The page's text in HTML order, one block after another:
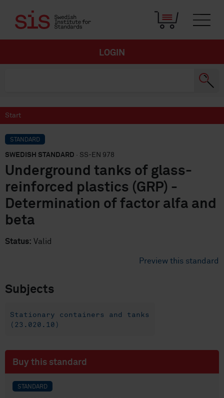
LOGIN
Start
STANDARD
SWEDISH STANDARD · SS-EN 978
Underground tanks of glass-
reinforced plastics (GRP) -
Determination of factor alfa and
beta
Status: Valid
Preview this standard
Subjects
Stationary containers and tanks
(23.020.10)
Buy this standard
STANDARD